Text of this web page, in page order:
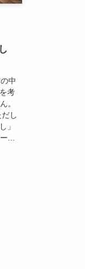
中
考
。
し
」
...